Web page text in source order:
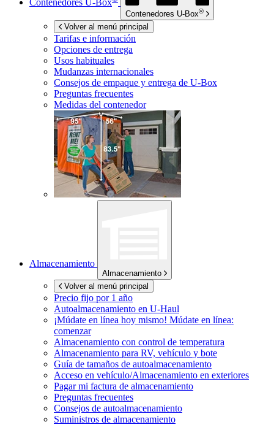
Contenedores U-Box®
Volver al menú principal
Tarifas e información
Opciones de entrega
Usos habituales
Mudanzas internacionales
Consejos de empaque y entrega de U-Box
Preguntas frecuentes
Medidas del contenedor
Almacenamiento
Almacenamiento
Volver al menú principal
Precio fijo por 1 año
Autoalmacenamiento en U-Haul
¡Múdate en línea hoy mismo! Múdate en línea:
comenzar
Almacenamiento con control de temperatura
Almacenamiento para RV, vehículo y bote
Guía de tamaños de autoalmacenamiento
Acceso en vehículo/Almacenamiento en exteriores
Pagar mi factura de almacenamiento
Preguntas frecuentes
Consejos de autoalmacenamiento
Suministros de almacenamiento